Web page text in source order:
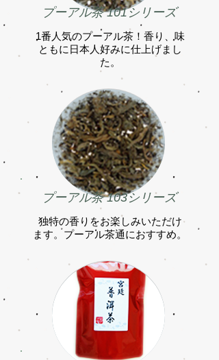
​プーアル茶 101シリーズ
1番人気のプーアル茶！香り、味
ともに日本人好みに仕上げまし
た。
プーアル茶 103シリーズ
独特の香りをお楽しみいただけ
ます。プーアル茶通におすすめ。